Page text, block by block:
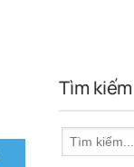
Tìm kiếm